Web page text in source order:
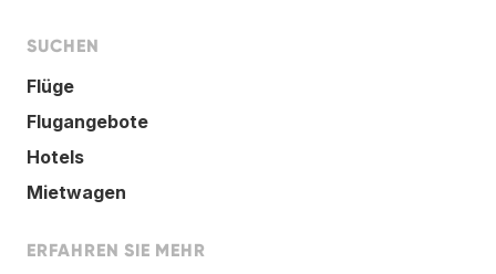
SUCHEN
Flüge
Flugangebote
Hotels
Mietwagen
ERFAHREN SIE MEHR